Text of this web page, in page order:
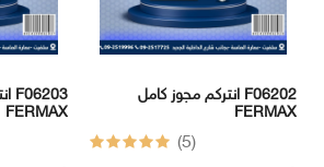
FERMAX
انتركم مجوز كامل F06202
FERMAX
(5)